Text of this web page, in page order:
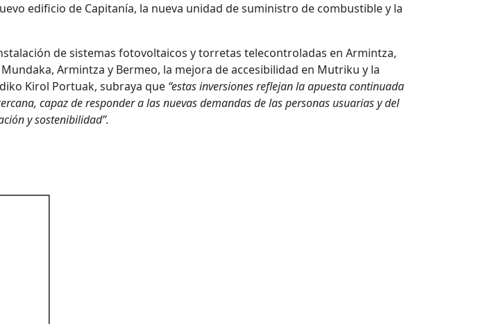
edificio de Capitanía, la nueva unidad de suministro de combustible y la
de sistemas fotovoltaicos y torretas telecontroladas en Armintza,
Armintza y Bermeo, la mejora de accesibilidad en Mutriku y la
Kirol Portuak, subraya que “estas inversiones reflejan la apuesta continuada
capaz de responder a las nuevas demandas de las personas usuarias y del
y sostenibilidad”.